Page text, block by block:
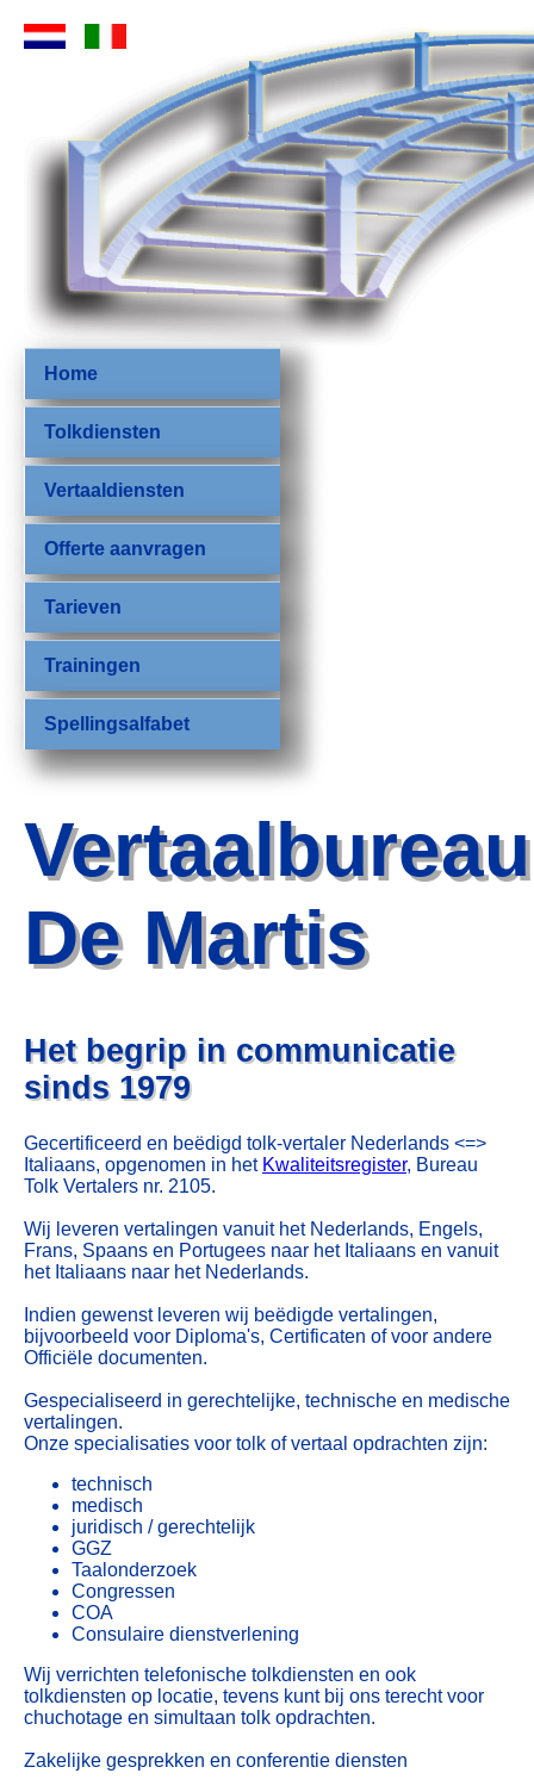
Home
Tolkdiensten
Vertaaldiensten
Offerte aanvragen
Tarieven
Trainingen
Spellingsalfabet
Vertaalbureau
De Martis
Het begrip in communicatie
sinds 1979
Gecertificeerd en beëdigd tolk-vertaler Nederlands <=>
Italiaans, opgenomen in het Kwaliteitsregister, Bureau
Tolk Vertalers nr. 2105.
Wij leveren vertalingen vanuit het Nederlands, Engels,
Frans, Spaans en Portugees naar het Italiaans en vanuit
het Italiaans naar het Nederlands.
Indien gewenst leveren wij beëdigde vertalingen,
bijvoorbeeld voor Diploma's, Certificaten of voor andere
Officiële documenten.
Gespecialiseerd in gerechtelijke, technische en medische
vertalingen.
Onze specialisaties voor tolk of vertaal opdrachten zijn:
technisch
medisch
juridisch / gerechtelijk
GGZ
Taalonderzoek
Congressen
COA
Consulaire dienstverlening
Wij verrichten telefonische tolkdiensten en ook
tolkdiensten op locatie, tevens kunt bij ons terecht voor
chuchotage en simultaan tolk opdrachten.
Zakelijke gesprekken en conferentie diensten